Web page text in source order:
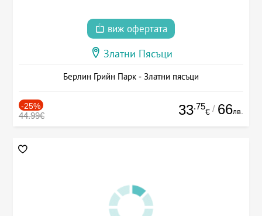
виж офертата
Златни Пясъци
Берлин Грийн Парк - Златни пясъци
-25%
44.99€ 33.75
€ / 66лв.